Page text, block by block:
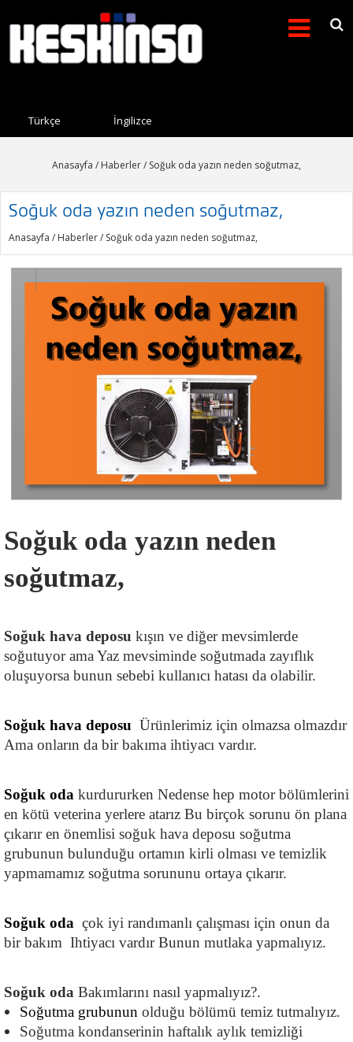
Arama formu
Türkçe İngilizce
Anasayfa / Haberler/ Soğuk oda yazın neden soğutmaz,
Soğuk oda yazın neden soğutmaz,
Anasayfa / Haberler/ Soğuk oda yazın neden soğutmaz,
Soğuk oda yazın neden
soğutmaz,
Soğuk hava deposu kışın ve diğer mevsimlerde
soğutuyor ama Yaz mevsiminde soğutmada zayıflık
oluşuyorsa bunun sebebi kullanıcı hatası da olabilir.
Soğuk hava deposu Ürünlerimiz için olmazsa olmazdır
Ama onların da bir bakıma ihtiyacı vardır.
Soğuk oda kurdururken Nedense hep motor bölümlerini
en kötü veterina yerlere atarız Bu birçok sorunu ön plana
çıkarır en önemlisi soğuk hava deposu soğutma
grubunun bulunduğu ortamın kirli olması ve temizlik
yapmamamız soğutma sorununu ortaya çıkarır.
Soğuk oda çok iyi randımanlı çalışması için onun da
bir bakım  Ihtiyacı vardır Bunun mutlaka yapmalıyız.
Soğuk oda Bakımlarını nasıl yapmalıyız?.
Soğutma grubunun olduğu bölümü temiz tutmalıyız.
Soğutma kondanserinin haftalık aylık temizliği